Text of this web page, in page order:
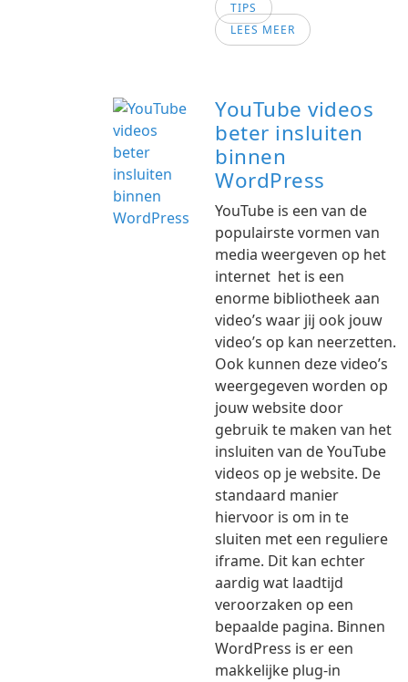
TIPS
LEES MEER
YouTube videos
beter insluiten
binnen
WordPress
YouTube is een van de
populairste vormen van
media weergeven op het
internet het is een
enorme bibliotheek aan
video’s waar jij ook jouw
video’s op kan neerzetten.
Ook kunnen deze video’s
weergegeven worden op
jouw website door
gebruik te maken van het
insluiten van de YouTube
videos op je website. De
standaard manier
hiervoor is om in te
sluiten met een reguliere
iframe. Dit kan echter
aardig wat laadtijd
veroorzaken op een
bepaalde pagina. Binnen
WordPress is er een
makkelijke plug-in